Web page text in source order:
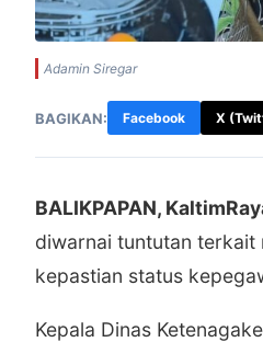
Adamin Siregar
BAGIKAN: Facebook X
BALIKPAPAN,
diwarnai tuntutan
kepastian status
​Kepala Dinas